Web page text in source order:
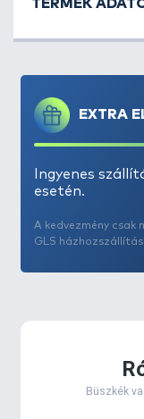
EXTRA
Ingyenes
esetén.
A kedvezmény csak
GLS
TERMÉK